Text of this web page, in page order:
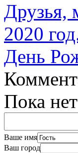
Друзья,
2020
День
Пока
Ваше имя
Ваш город